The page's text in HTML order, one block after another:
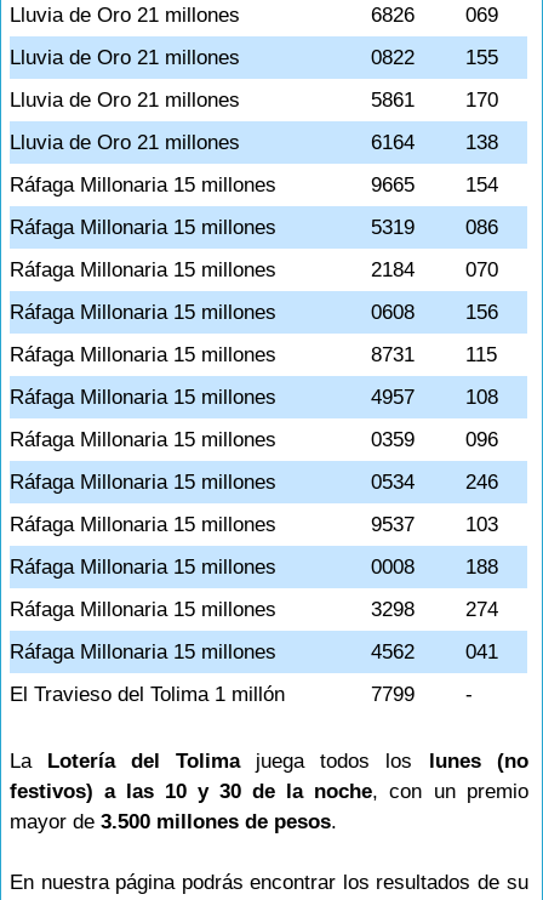
Lluvia de Oro 21 millones
6826
069
Lluvia de Oro 21 millones
0822
155
Lluvia de Oro 21 millones
5861
170
Lluvia de Oro 21 millones
6164
138
Ráfaga Millonaria 15 millones
9665
154
Ráfaga Millonaria 15 millones
5319
086
Ráfaga Millonaria 15 millones
2184
070
Ráfaga Millonaria 15 millones
0608
156
Ráfaga Millonaria 15 millones
8731
115
Ráfaga Millonaria 15 millones
4957
108
Ráfaga Millonaria 15 millones
0359
096
Ráfaga Millonaria 15 millones
0534
246
Ráfaga Millonaria 15 millones
9537
103
Ráfaga Millonaria 15 millones
0008
188
Ráfaga Millonaria 15 millones
3298
274
Ráfaga Millonaria 15 millones
4562
041
El Travieso del Tolima 1 millón
7799 -
La Lotería del Tolimajuega todos los lunes (no
festivos) a las 10 y 30 de la noche, con un premio
mayor de 3.500 millones de pesos.
En nuestra página podrás encontrar los resultados de su